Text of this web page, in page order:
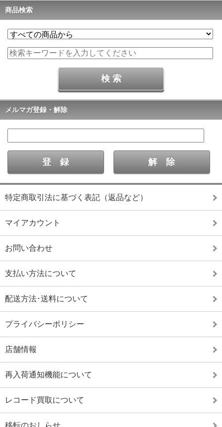
商品検索
メルマガ登録・解除
特定商取引法に基づく表記（返品など）
マイアカウント
お問い合わせ
支払い方法について
配送方法･送料について
プライバシーポリシー
店舗情報
再入荷通知機能について
レコード買取について
移転のおしらせ